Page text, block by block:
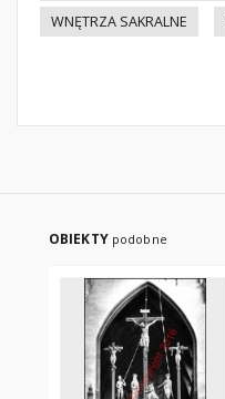
WNĘTRZA SAKRALNE
OBIEKTY podobne